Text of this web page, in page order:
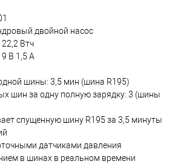
двойной насос
Втч
9 В 1,5 А
шины: 3,5 мин (шина R195)
шин за одну полную зарядку: 3 (шины
спущенную шину R195 за 3,5 минуты
датчиками давления
в шинах в реальном времени